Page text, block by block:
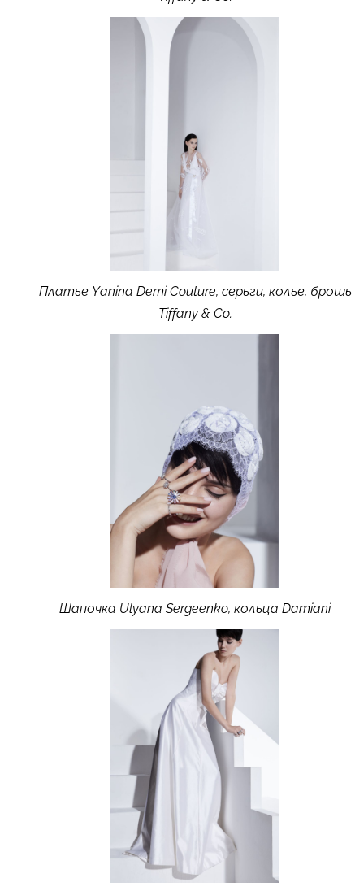
Платье Yanina Demi Couture, серьги, колье, брошь
Tiffany & Co.
Шапочка Ulyana Sergeenko, кольца Damiani